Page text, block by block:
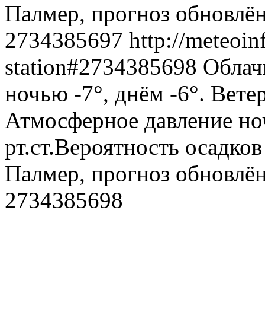
Палмер, прогноз
2734385697 http://
station#2734385698
ночью -7°, днём -6°.
Атмосферное давление
рт.ст.Вероятность
Палмер, прогноз
2734385698